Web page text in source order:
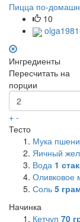
Пицца по-
10
Ингредиенты
Пересчитать на
порции
+ -
Тесто
Мука
Яичный
Вода 1
Оливковое
Соль 5
Начинка
Кетчуп 70